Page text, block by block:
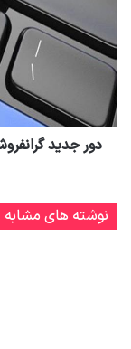
دور جدید
نوشته های مشابه